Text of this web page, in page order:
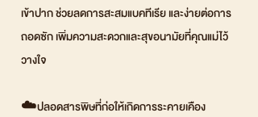
เข้าปาก ช่วยลดการสะสมแบคทีเรีย และง่ายต่อการ
ถอดซัก เพิ่มความสะดวกและสุขอนามัยที่คุณแม่ไว้
วางใจ
☁️ปลอดสารพิษที่ก่อให้เกิดการระคายเคือง